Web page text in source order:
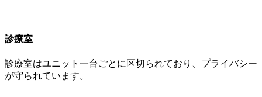
診療室
診療室はユニット一台ごとに区切られており、プライバシー
が守られています。